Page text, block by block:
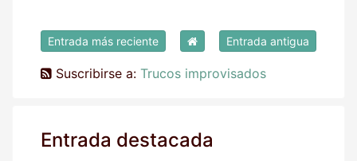
Entrada más reciente Entrada antigua
Suscribirse a: Trucos improvisados
Entrada destacada